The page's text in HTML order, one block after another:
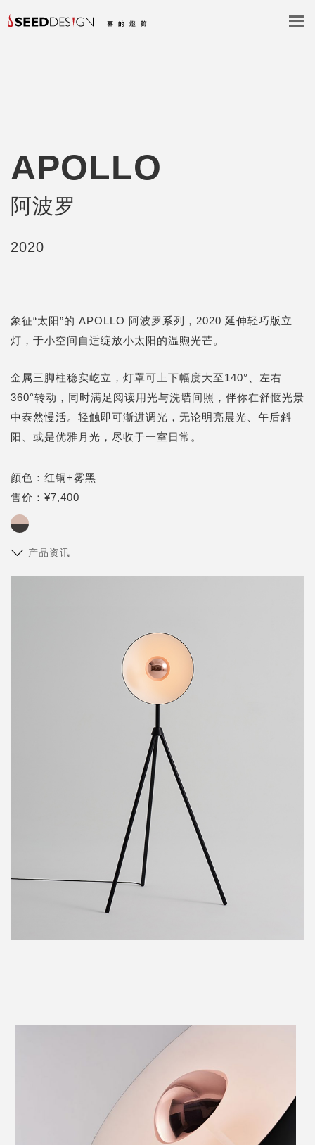
APOLLO
阿波罗
2020
象征“太阳”的 APOLLO 阿波罗系列，2020 延伸轻巧版立
灯，于小空间自适绽放小太阳的温煦光芒。
金属三脚柱稳实屹立，灯罩可上下幅度大至140°、左右
360°转动，同时满足阅读用光与洗墙间照，伴你在舒惬光景
中泰然慢活。轻触即可渐进调光，无论明亮晨光、午后斜
阳、或是优雅月光，尽收于一室日常。
颜色：红铜+雾黑
售价：¥7,400
产品资讯